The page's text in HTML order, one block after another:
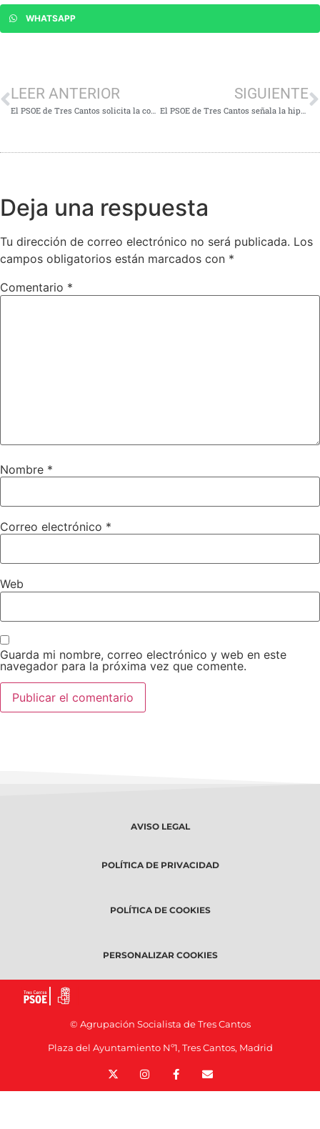
WHATSAPP
LEER ANTERIOR
El PSOE de Tres Cantos solicita la construcción de una escuela infantil pública municipal
SIGUIENTE
El PSOE de Tres Cantos señala la hipocresía del alcalde al votar en la Asamblea de Madrid contra los derechos del colectivo LGTBIQ+
Deja una respuesta
Tu dirección de correo electrónico no será publicada. Los
campos obligatorios están marcados con *
Comentario *
Nombre *
Correo electrónico *
Web
Guarda mi nombre, correo electrónico y web en este
navegador para la próxima vez que comente.
AVISO LEGAL
POLÍTICA DE PRIVACIDAD
POLÍTICA DE COOKIES
PERSONALIZAR COOKIES
© Agrupación Socialista de Tres Cantos
Plaza del Ayuntamiento Nº1, Tres Cantos, Madrid